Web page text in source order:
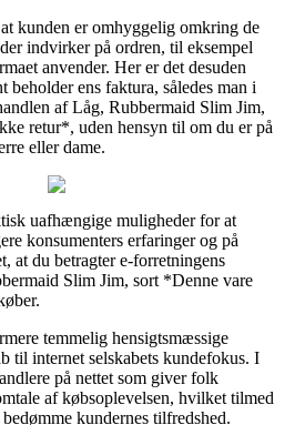
kunden er omhyggelig omkring de
indvirker på ordren, til eksempel
anvender. Her er det desuden
beholder ens faktura, således man i
af Låg, Rubbermaid Slim Jim,
retur*, uden hensyn til om du er på
eller dame.
uafhængige muligheder for at
konsumenters erfaringer og på
at du betragter e-forretningens
Slim Jim, sort *Denne vare
temmelig hensigtsmæssige
til internet selskabets kundefokus. I
på nettet som giver folk
af købsoplevelsen, hvilket tilmed
kundernes tilfredshed.